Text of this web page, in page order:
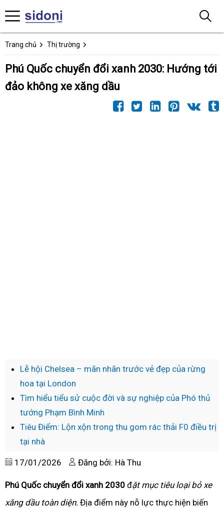
Trang chủ Thị trường
Phú Quốc chuyển đổi xanh 2030: Hướng tới
đảo không xe xăng dầu
Lễ hội Chelsea – mãn nhãn trước vẻ đẹp của rừng
hoa tại London
Tìm hiểu tiểu sử cuộc đời và sự nghiệp của Phó thủ
tướng Phạm Bình Minh
Tiêu Điểm: Lộn xộn trong thu gom rác thải F0 điều trị
tại nhà
17/01/2026 Đăng bởi: Hà Thu
Phú Quốc chuyển đổi xanh 2030 đặt mục tiêu loại bỏ xe
xăng dầu toàn diện. Địa điểm này nỗ lực thực hiện biến